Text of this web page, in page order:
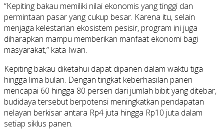
“Kepiting bakau memiliki nilai ekonomis yang tinggi dan
permintaan pasar yang cukup besar. Karena itu, selain
menjaga kelestarian ekosistem pesisir, program ini juga
diharapkan mampu memberikan manfaat ekonomi bagi
masyarakat,” kata Iwan.
Kepiting bakau diketahui dapat dipanen dalam waktu tiga
hingga lima bulan. Dengan tingkat keberhasilan panen
mencapai 60 hingga 80 persen dari jumlah bibit yang ditebar,
budidaya tersebut berpotensi meningkatkan pendapatan
nelayan berkisar antara Rp4 juta hingga Rp10 juta dalam
setiap siklus panen.